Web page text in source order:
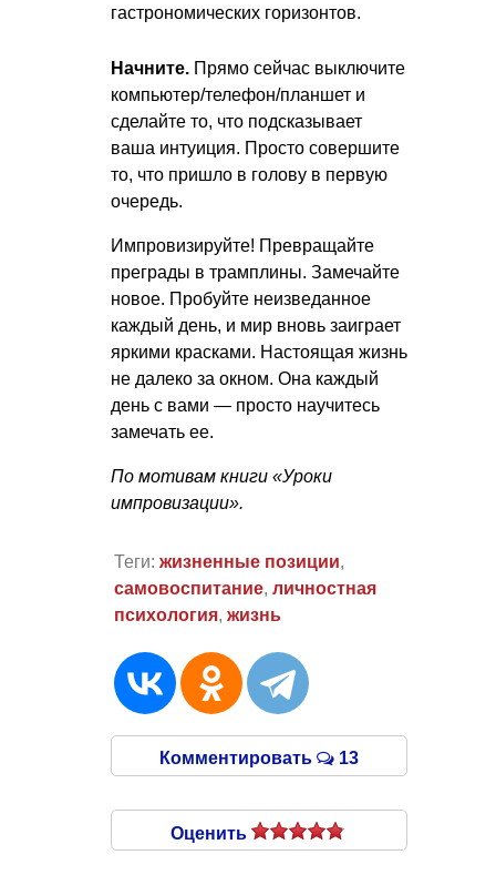
гастрономических горизонтов.
Начните. Прямо сейчас выключите
компьютер/телефон/планшет и
сделайте то, что подсказывает
ваша интуиция. Просто совершите
то, что пришло в голову в первую
очередь.
Импровизируйте! Превращайте
преграды в трамплины. Замечайте
новое. Пробуйте неизведанное
каждый день, и мир вновь заиграет
яркими красками. Настоящая жизнь
не далеко за окном. Она каждый
день с вами — просто научитесь
замечать ее.
По мотивам книги «Уроки
импровизации».
Теги: жизненные позиции,
самовоспитание, личностная
психология, жизнь
Комментировать 13
Оценить